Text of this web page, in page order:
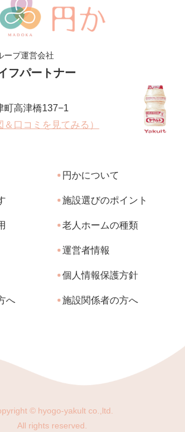
ープ運営会社
フパートナー
町高津橋137−1
＆口コミを見てみる）
円かについて
施設選びのポイント
老人ホームの種類
運営者情報
個人情報保護方針
へ 施設関係者の方へ
© hyogo-yakult co.,ltd.
All rights reserved.